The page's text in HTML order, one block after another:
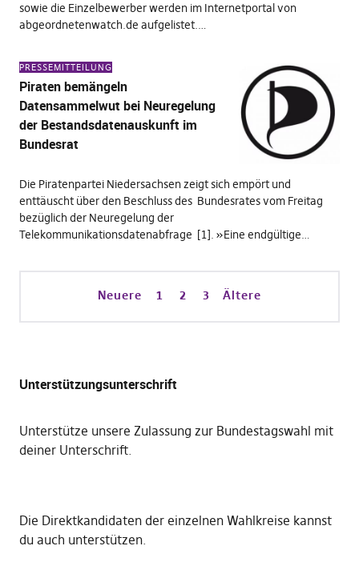
sowie die Einzelbewerber werden im Internetportal von
abgeordnetenwatch.de aufgelistet.…
PRESSEMITTEILUNG
Piraten bemängeln
Datensammelwut bei Neuregelung
der Bestandsdatenauskunft im
Bundesrat
Die Piratenpartei Niedersachsen zeigt sich empört und
enttäuscht über den Beschluss des Bundesrates vom Freitag
bezüglich der Neuregelung der
Telekommunikationsdatenabfrage [1]. »Eine endgültige…
Neuere 1 2 3 Ältere
Unterstützungsunterschrift
Unterstütze unsere Zulassung zur Bundestagswahl mit
deiner Unterschrift.
Die Direktkandidaten der einzelnen Wahlkreise kannst
du auch unterstützen.